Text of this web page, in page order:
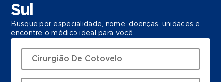
Sul
Busque por especialidade, nome, doenças, unidades e
encontre o médico ideal para você.